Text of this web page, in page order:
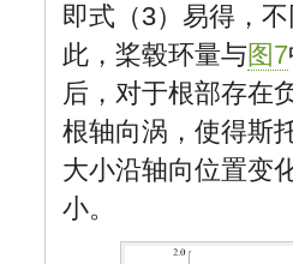
即式（3）易得，
此，桨毂环量与图7
后，对于根部存在
根轴向涡，使得斯
大小沿轴向位置变
小。